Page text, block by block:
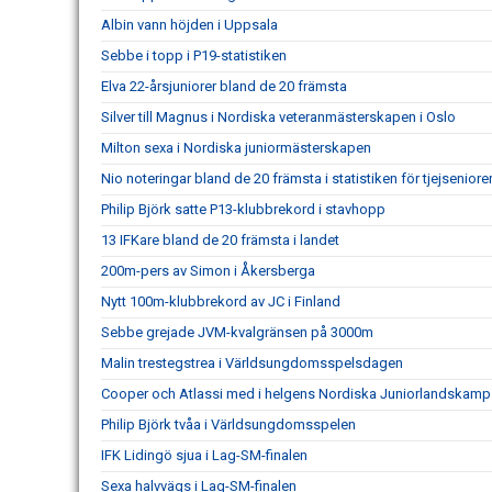
Albin vann höjden i Uppsala
Sebbe i topp i P19-statistiken
Elva 22-årsjuniorer bland de 20 främsta
Silver till Magnus i Nordiska veteranmästerskapen i Oslo
Milton sexa i Nordiska juniormästerskapen
Nio noteringar bland de 20 främsta i statistiken för
Philip Björk satte P13-klubbrekord i stavhopp
13 IFKare bland de 20 främsta i landet
200m-pers av Simon i Åkersberga
Nytt 100m-klubbrekord av JC i Finland
Sebbe grejade JVM-kvalgränsen på 3000m
Malin trestegstrea i Världsungdomsspelsdagen
Cooper och Atlassi med i helgens Nordiska Juniorlandskamp
Philip Björk tvåa i Världsungdomsspelen
IFK Lidingö sjua i Lag-SM-finalen
Sexa halvvägs i Lag-SM-finalen